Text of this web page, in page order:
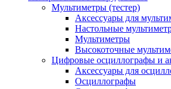
Мультиметры (тестер)
Аксессуары для
Настольные
Мультиметры
Высокоточные
Цифровые осциллографы и
Аксессуары для
Осциллографы